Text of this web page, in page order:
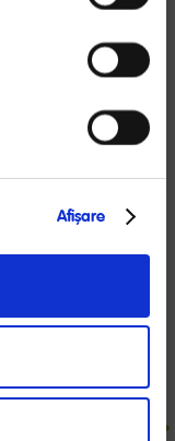
Afişare
gramaj mic
dezvoltarea
cerealele și
alăptării în